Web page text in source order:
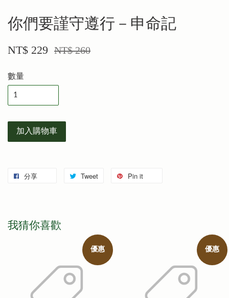
你們要謹守遵行－申命記
NT$ 229 NT$ 260
數量
加入購物車
分享 Tweet Pin it
我猜你喜歡
優惠 優惠